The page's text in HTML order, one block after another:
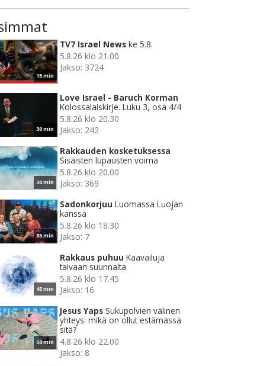
15 min
TV7 Israel News ke 5.8.
5.8.26 klo 21.00
Jakso: 3724
30 min
Love Israel - Baruch Korman
Kolossalaiskirje. Luku 3, osa 4/4
5.8.26 klo 20.30
Jakso: 242
30 min
Rakkauden kosketuksessa
Sisäisten lupausten voima
5.8.26 klo 20.00
Jakso: 369
85 min
Sadonkorjuu Luomassa Luojan
kanssa
5.8.26 klo 18.30
Jakso: 7
45 min
Rakkaus puhuu Kaavailuja
taivaan suunnalta
5.8.26 klo 17.45
Jakso: 16
50 min
Jesus Yaps Sukupolvien välinen
yhteys: mikä on ollut estämässä
sitä?
4.8.26 klo 22.00
Jakso: 8